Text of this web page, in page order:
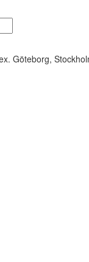
Göteborg,